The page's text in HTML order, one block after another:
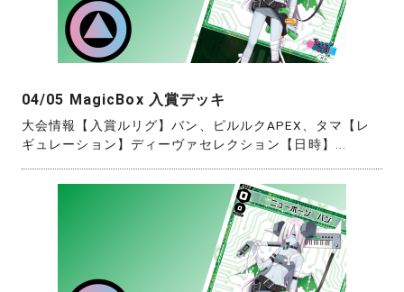
04/05 MagicBox 入賞デッキ
大会情報【入賞ルリグ】バン、ピルルクAPEX、タマ【レ
ギュレーション】ディーヴァセレクション【日時】...